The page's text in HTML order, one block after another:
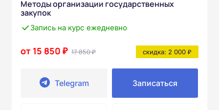
Методы организации государственных
закупок
Запись на курс ежедневно
от 15 850 ₽ 17 850 ₽ скидка: 2 000 ₽
Telegram Записаться